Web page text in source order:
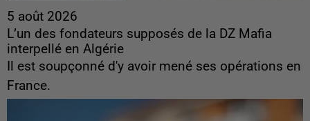
5 août 2026
L’un des fondateurs supposés de la DZ Mafia
interpellé en Algérie
Il est soupçonné d'y avoir mené ses opérations en
France.